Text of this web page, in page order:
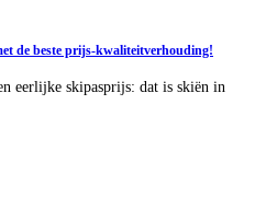
de beste prijs-kwaliteitverhouding!
eerlijke skipasprijs: dat is skiën in